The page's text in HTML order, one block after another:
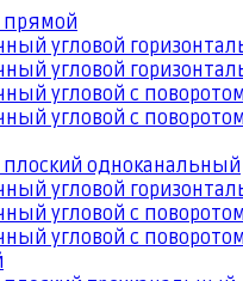
прямой
угловой
угловой
угловой с
угловой с
одноканальный
угловой
угловой с
угловой с